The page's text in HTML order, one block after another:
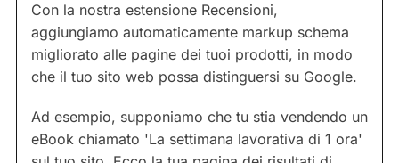
Con la nostra estensione Recensioni,
aggiungiamo automaticamente markup schema
migliorato alle pagine dei tuoi prodotti, in modo
che il tuo sito web possa distinguersi su Google.
Ad esempio, supponiamo che tu stia vendendo un
eBook chiamato 'La settimana lavorativa di 1 ora'